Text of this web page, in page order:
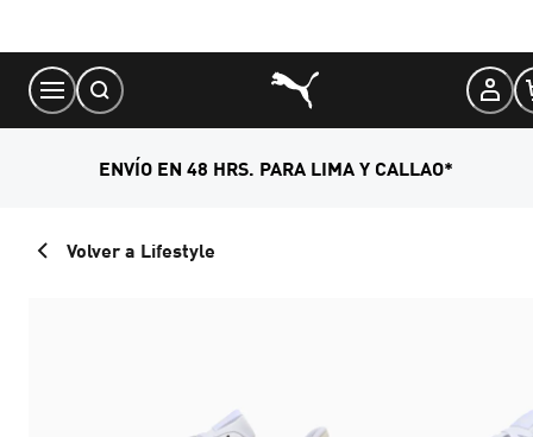
Content
ENVÍO EN 48 HRS. PARA LIMA Y CALLAO*
Volver a Lifestyle